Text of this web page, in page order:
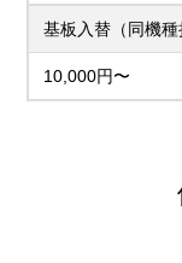
基板入替（同機種
10,000円〜